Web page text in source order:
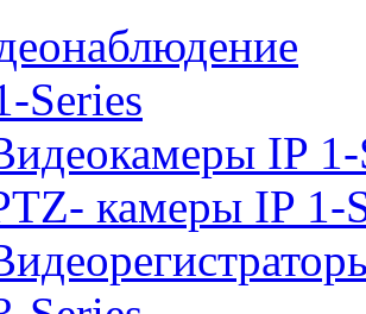
Series
IP 1-
камеры IP 1-